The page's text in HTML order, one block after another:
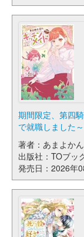
期間限定、第四
で就職しました
著者：あまよか
出版社：TOブッ
発売日：2026年